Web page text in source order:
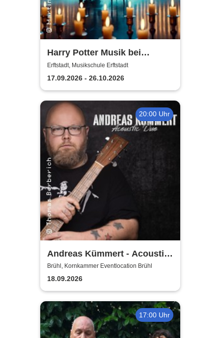
Harry Potter Musik bei
Kerzenschein
Erftstadt, Musikschule Erftstadt
17.09.2026 - 26.10.2026
20:00 Uhr
Andreas Kümmert - Acoustic
Duo
Brühl, Kornkammer Eventlocation Brühl
18.09.2026
17:00 Uhr